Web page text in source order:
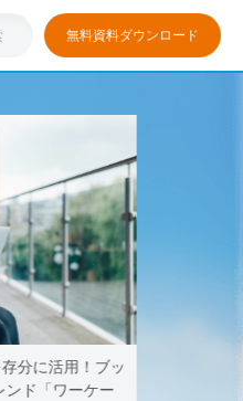
無料資料ダウンロード
分に活用！ブッ
ンド「ワーケー